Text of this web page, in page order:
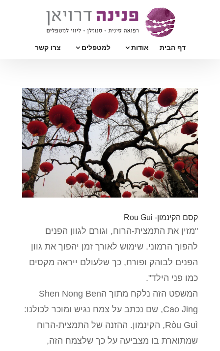
דף הבית אודות למטפלים צרו קשר
קסם הקינמון- Rou Gui
"מזין את התמצית-הרוח, וגורם לגוון הפנים
להפוך הרמוני. שימוש לאורך זמן יהפוך את גוון
הפנים לבוהק ופורח, כך שלעולם ייראה מקסים
כמו פני הילד".
המשפט הזה נלקח מתוך הShen Nong Ben
Cao Jing, שם נכתב על צמח נגיש ומוכר לכולנו:
Ròu Guì, הקינמון. ההזנה של התמצית-הרוח
שמתוארת בו מצביעה על כך שלצמח הזה,